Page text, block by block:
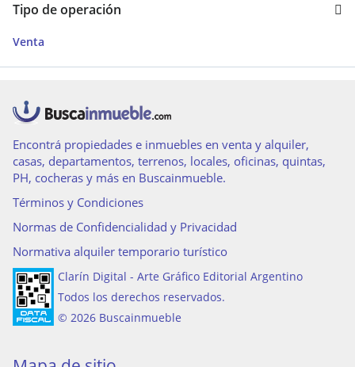
Tipo de operación
Venta
Encontrá propiedades e inmuebles en venta y alquiler,
casas, departamentos, terrenos, locales, oficinas, quintas,
PH, cocheras y más en Buscainmueble.
Términos y Condiciones
Normas de Confidencialidad y Privacidad
Normativa alquiler temporario turístico
Clarín Digital - Arte Gráfico Editorial Argentino
Todos los derechos reservados.
© 2026 Buscainmueble